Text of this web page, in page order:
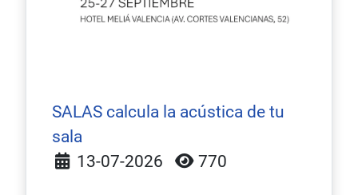
SALAS calcula la acústica de tu
sala
Detalles
13-07-2026 770